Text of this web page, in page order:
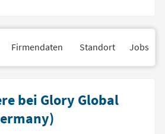
Firmendaten Standort Jobs
bei Glory Global